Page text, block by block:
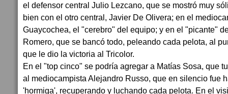
el defensor central Julio Lezcano, que se mostró muy
bien con el otro central, Javier De Olivera; en el
Guaycochea, el "cerebro" del equipo; y en el "picante"
Romero, que se bancó todo, peleando cada pelota, al
que le dio la victoria al Tricolor.
En el "top cinco" se podría agregar a Matías Sosa, que
al mediocampista Alejandro Russo, que en silencio fue
'hormiga', recuperando y luchando cada pelota. En el